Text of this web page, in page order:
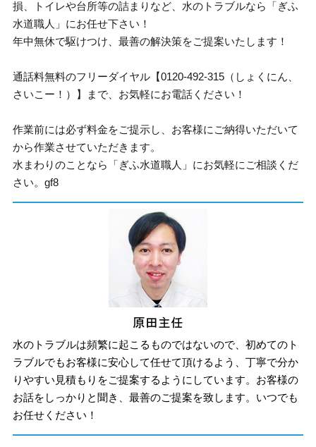
損、トイレや台所等の詰まりなど、水のトラブルなら「ぎふ
水道職人」にお任せ下さい！
年中無休で駆けつけ、最善の解決策をご提案いたします！
通話料無料のフリーダイヤル【0120-492-315（しょくにん、
さいこー！）】まで、お気軽にお電話ください！
作業前には必ず料金をご提示し、お客様にご納得いただいて
から作業させていただきます。
水まわりのことなら「ぎふ水道職人」にお気軽にご相談くだ
さい。gf8
水のトラブルは頻繁に起こるものではないので、初めてのト
ラブルでもお客様に安心して任せて頂けるよう、丁寧で分か
りやすい見積もりをご提案するようにしています。お客様の
お話をしっかりと聞き、最善のご提案を致します。いつでも
お任せください！